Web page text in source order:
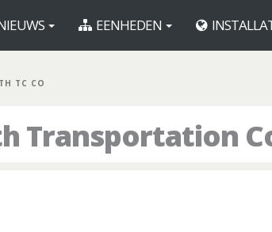
EENHEDEN
TC CO
Transportation